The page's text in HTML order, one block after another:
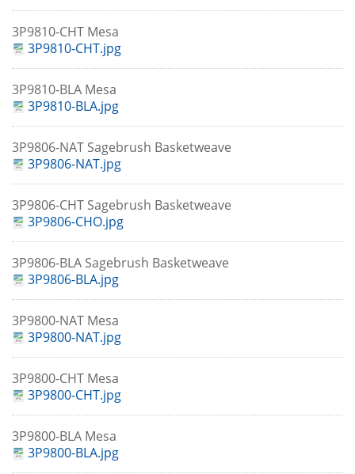
3P9810-CHT Mesa
3P9810-CHT.jpg
3P9810-BLA Mesa
3P9810-BLA.jpg
3P9806-NAT Sagebrush Basketweave
3P9806-NAT.jpg
3P9806-CHT Sagebrush Basketweave
3P9806-CHO.jpg
3P9806-BLA Sagebrush Basketweave
3P9806-BLA.jpg
3P9800-NAT Mesa
3P9800-NAT.jpg
3P9800-CHT Mesa
3P9800-CHT.jpg
3P9800-BLA Mesa
3P9800-BLA.jpg